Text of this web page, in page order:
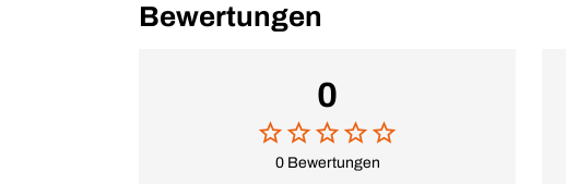
Bewertungen
0
0 Bewertungen